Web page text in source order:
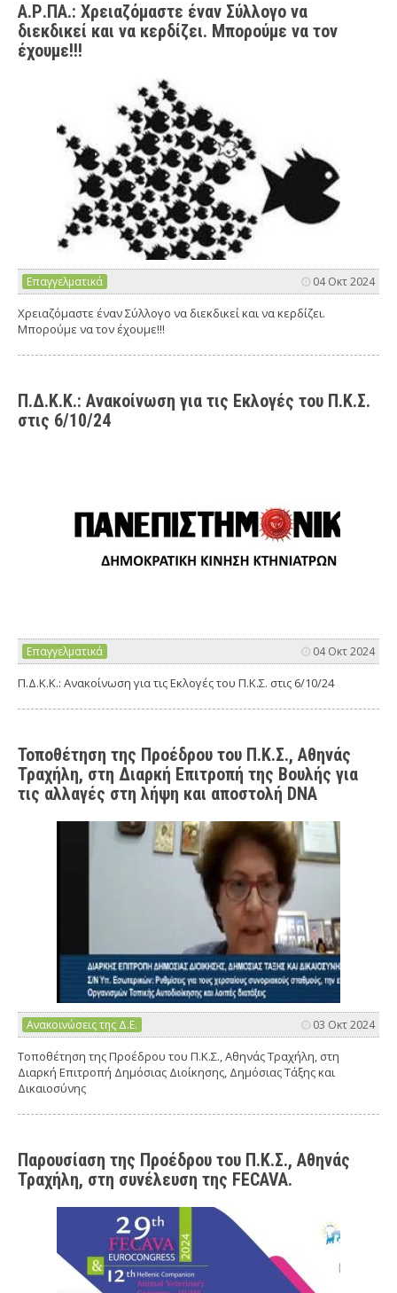
Α.Ρ.ΠΑ.: Χρειαζόμαστε έναν Σύλλογο να
διεκδικεί και να κερδίζει. Μπορούμε να τον
έχουμε!!!
Επαγγελματικά 04 Οκτ 2024
Χρειαζόμαστε έναν Σύλλογο να διεκδικεί και να κερδίζει.
Μπορούμε να τον έχουμε!!!
Π.Δ.Κ.Κ.: Ανακοίνωση για τις Εκλογές του Π.Κ.Σ.
στις 6/10/24
Επαγγελματικά 04 Οκτ 2024
Π.Δ.Κ.Κ.: Ανακοίνωση για τις Εκλογές του Π.Κ.Σ. στις 6/10/24
Τοποθέτηση της Προέδρου του Π.Κ.Σ., Αθηνάς
Τραχήλη, στη Διαρκή Επιτροπή της Βουλής για
τις αλλαγές στη λήψη και αποστολή DNA
Ανακοινώσεις της Δ.Ε. 03 Οκτ 2024
Τοποθέτηση της Προέδρου του Π.Κ.Σ., Αθηνάς Τραχήλη, στη
Διαρκή Επιτροπή Δημόσιας Διοίκησης, Δημόσιας Τάξης και
Δικαιοσύνης
Παρουσίαση της Προέδρου του Π.Κ.Σ., Αθηνάς
Τραχήλη, στη συνέλευση της FECAVA.